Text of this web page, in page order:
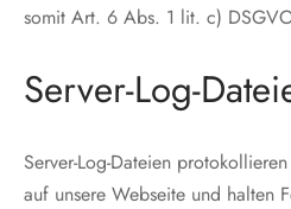
somit Art. 6 Abs. 1 lit. c)
Server-Log-
Server-Log-Dateien
auf unsere Webseite und halten